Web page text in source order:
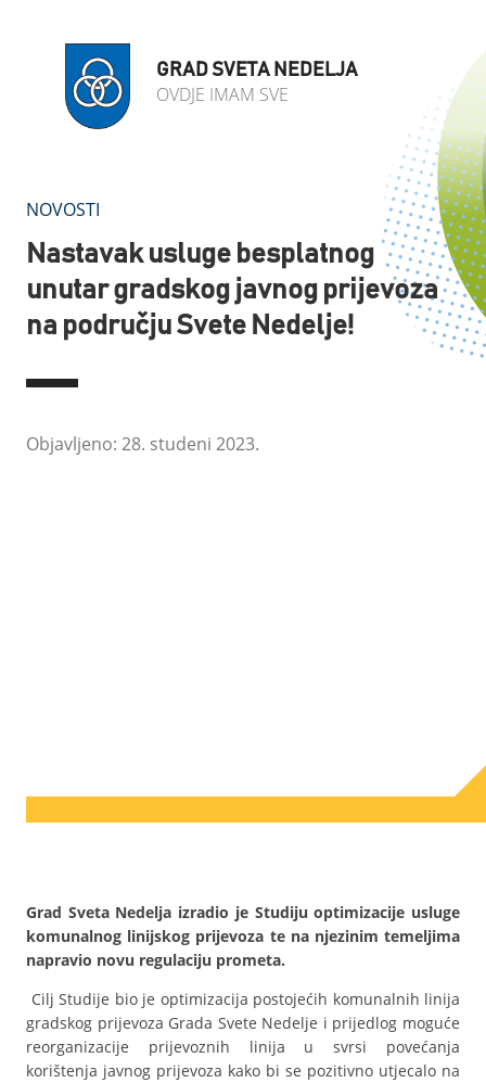
GRAD SVETA NEDELJA
OVDJE IMAM SVE
NOVOSTI
Nastavak usluge besplatnog
unutar gradskog javnog prijevoza
na području Svete Nedelje!
Objavljeno: 28. studeni 2023.
Grad Sveta Nedelja izradio je Studiju optimizacije usluge
komunalnog linijskog prijevoza te na njezinim temeljima
napravio novu regulaciju prometa.
Cilj Studije bio je optimizacija postojećih komunalnih linija
gradskog prijevoza Grada Svete Nedelje i prijedlog moguće
reorganizacije prijevoznih linija u svrsi povećanja
korištenja javnog prijevoza kako bi se pozitivno utjecalo na